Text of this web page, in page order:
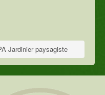
Jardinier paysagiste